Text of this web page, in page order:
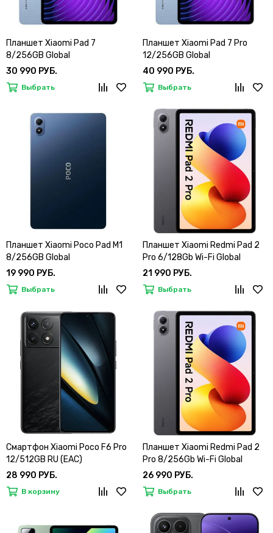
Планшет Xiaomi Pad 7
8/256GB Global
30 990 РУБ.
Выбрать
Планшет Xiaomi Pad 7 Pro
12/256GB Global
40 990 РУБ.
Выбрать
Планшет Xiaomi Poco Pad M1
8/256GB Global
19 990 РУБ.
Выбрать
Планшет Xiaomi Redmi Pad 2
Pro 6/128Gb Wi-Fi Global
21 990 РУБ.
Выбрать
Смартфон Xiaomi Poco F6 Pro
12/512GB RU (EAC)
28 990 РУБ.
В корзину
Планшет Xiaomi Redmi Pad 2
Pro 8/256Gb Wi-Fi Global
26 990 РУБ.
Выбрать